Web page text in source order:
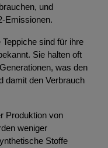
und
Emissionen.
Teppiche sind für ihre
Sie halten oft
was den
damit den Verbrauch
Produktion von
weniger
Stoffe